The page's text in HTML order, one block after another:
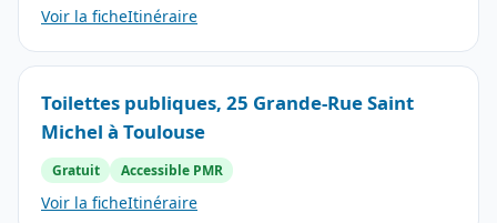
Voir la ficheItinéraire
Toilettes publiques, 25 Grande-Rue Saint
Michel à Toulouse
Gratuit Accessible PMR
Voir la ficheItinéraire